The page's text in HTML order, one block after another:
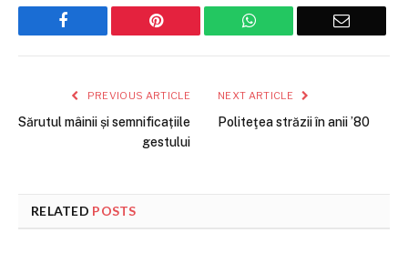
Facebook Pinterest WhatsApp Email
PREVIOUS ARTICLE
Sărutul mâinii și semnificațiile
gestului
NEXT ARTICLE
Politeţea străzii în anii ’80
RELATED POSTS